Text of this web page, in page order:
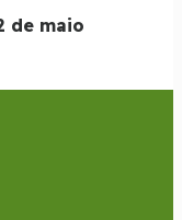
de maio